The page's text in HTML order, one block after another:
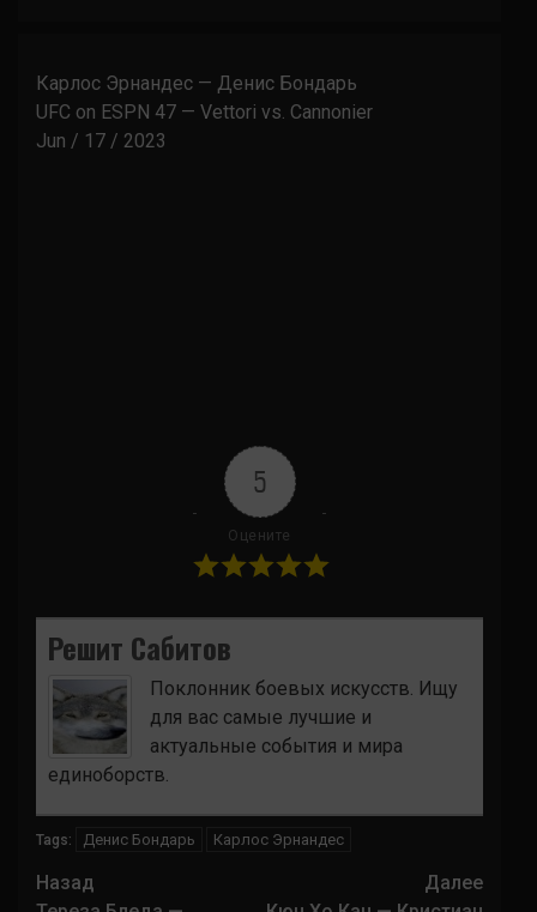
Карлос Эрнандес — Денис Бондарь
UFC on ESPN 47 — Vettori vs. Cannonier
Jun / 17 / 2023
5
Оцените
Решит Сабитов
Поклонник боевых искусств. Ищу
для вас самые лучшие и
актуальные события и мира
единоборств.
Tags: Денис Бондарь Карлос Эрнандес
Навигация
Назад
Далее